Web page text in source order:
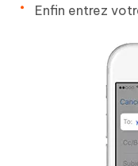
Enfin entrez